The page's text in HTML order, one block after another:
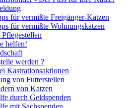
für vermißte Freigänger-Katzen
für vermißte Wohnungskatzen
helfen!
werden ?
Kastrationsaktionen
von Futterstellen
von Katzen
durch Geldspenden
mit Sachspenden